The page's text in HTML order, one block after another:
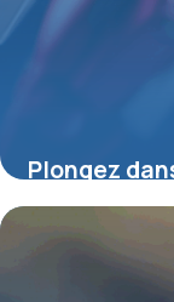
Plongez
figurines
techniques